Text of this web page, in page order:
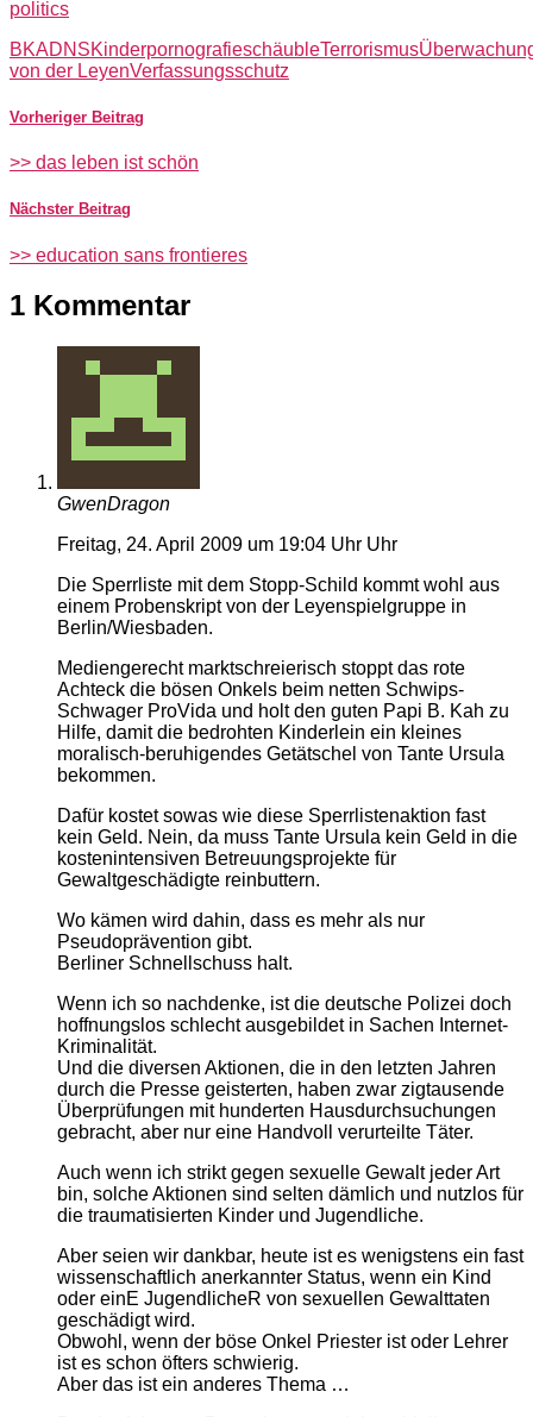
politics
BKADNSKinderpornografieschäubleTerrorismus
von der LeyenVerfassungsschutz
Vorheriger Beitrag
>> das leben ist schön
Nächster Beitrag
>> education sans frontieres
1 Kommentar
GwenDragon
Freitag, 24. April 2009 um 19:04 Uhr Uhr
Die Sperrliste mit dem Stopp-Schild kommt wohl aus
einem Probenskript von der Leyenspielgruppe in
Berlin/Wiesbaden.
Mediengerecht marktschreierisch stoppt das rote
Achteck die bösen Onkels beim netten Schwips-
Schwager ProVida und holt den guten Papi B. Kah zu
Hilfe, damit die bedrohten Kinderlein ein kleines
moralisch-beruhigendes Getätschel von Tante Ursula
bekommen.
Dafür kostet sowas wie diese Sperrlistenaktion fast
kein Geld. Nein, da muss Tante Ursula kein Geld in die
kostenintensiven Betreuungsprojekte für
Gewaltgeschädigte reinbuttern.
Wo kämen wird dahin, dass es mehr als nur
Pseudoprävention gibt.
Berliner Schnellschuss halt.
Wenn ich so nachdenke, ist die deutsche Polizei doch
hoffnungslos schlecht ausgebildet in Sachen Internet-
Kriminalität.
Und die diversen Aktionen, die in den letzten Jahren
durch die Presse geisterten, haben zwar zigtausende
Überprüfungen mit hunderten Hausdurchsuchungen
gebracht, aber nur eine Handvoll verurteilte Täter.
Auch wenn ich strikt gegen sexuelle Gewalt jeder Art
bin, solche Aktionen sind selten dämlich und nutzlos für
die traumatisierten Kinder und Jugendliche.
Aber seien wir dankbar, heute ist es wenigstens ein fast
wissenschaftlich anerkannter Status, wenn ein Kind
oder einE JugendlicheR von sexuellen Gewalttaten
geschädigt wird.
Obwohl, wenn der böse Onkel Priester ist oder Lehrer
ist es schon öfters schwierig.
Aber das ist ein anderes Thema …